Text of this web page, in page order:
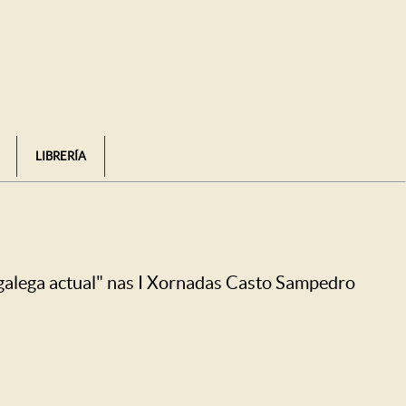
LIBRERÍA
actual" nas I Xornadas Casto Sampedro